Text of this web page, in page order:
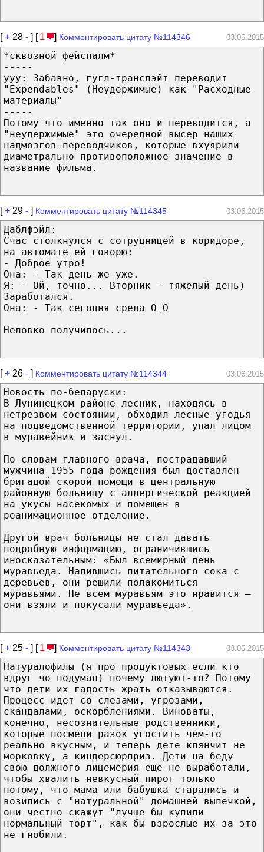
[+ 28 - ] [ 1 ] Комментировать цитату №114346 03.06.2015
*сквозной фейспалм*
-----
yyу: Забавно, гугл-транслэйт переводит
"Expendables" (Неудержимые) как "Расходные
материалы"
-----
Потому что именно так оно и переводится, а
"неудержимые" это очередной высер наших
надмозгов-переводчиков, которые вхуярили
диаметрально противоположное значение в
название фильма.
[+ 29 - ] Комментировать цитату №114345 03.06.2015
Даблфэйл:
Счас столкнулся с сотрудницей в коридоре,
на автомате ей говорю:
- Доброе утро!
Она: - Так день же уже.
Я: - Ой, точно... Вторник - тяжелый день)
Заработался.
Она: - Так сегодня среда О_О
Неловко получилось...
[+ 26 - ] Комментировать цитату №114344 03.06.2015
Новость по-беларуски:
В Лунинецком районе лесник, находясь в
нетрезвом состоянии, обходил лесные угодья
на подведомственной территории, упал лицом
в муравейник и заснул.
По словам главного врача, пострадавший
мужчина 1955 года рождения был доставлен
бригадой скорой помощи в центральную
районную больницу с аллергической реакцией
на укусы насекомых и помещен в
реанимационное отделение.
Другой врач больницы не стал давать
подробную информацию, ограничившись
иносказательным: «Был всемирный день
муравьеда. Напившись питательного сока с
деревьев, они решили полакомиться
муравьями. Не всем муравьям это нравится —
они взяли и покусали муравьеда».
[+ 25 - ] [ 1 ] Комментировать цитату №114343 03.06.2015
Натуралофилы (я про продуктовых если кто
вдруг чо подумал) почему лютуют-то? Потому
что дети их гадость жрать отказываются.
Процесс идет со слезами, угрозами,
скандалами, оскорблениями. Виноваты,
конечно, несознательные родственники,
которые посмели разок угостить чем-то
реально вкусным, и теперь дете клянчит не
морковку, а киндерсюрприз. Дети на беду
свою должного лицемерия еще не выработали,
чтобы хвалить невкусный пирог только
потому, что мама или бабушка старались и
возились с "натуральной" домашней выпечкой,
они честно скажут "лучше бы купили
нормальный торт", как бы взрослые их за это
не гнобили.